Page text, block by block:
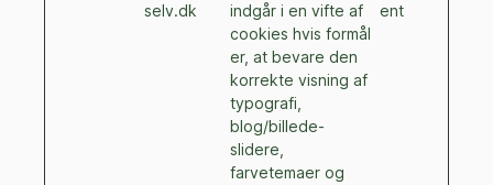
selv.dk
indgår i en vifte af
cookies hvis formål
er, at bevare den
korrekte visning af
typografi,
blog/billede-
slidere,
farvetemaer og
ent